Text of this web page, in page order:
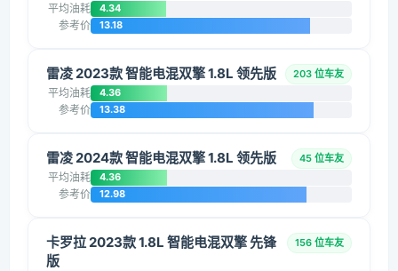
平均油耗 4.34
参考价 13.18
雷凌 2023款 智能电混双擎 1.8L 领先版 203 位车友
平均油耗 4.36
参考价 13.38
雷凌 2024款 智能电混双擎 1.8L 领先版 45 位车友
平均油耗 4.36
参考价 12.98
卡罗拉 2023款 1.8L 智能电混双擎 先锋
版
156 位车友